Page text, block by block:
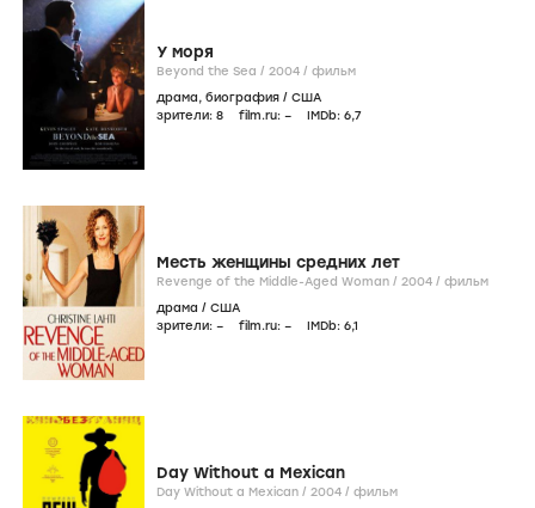
У моря
Beyond the Sea / 2004 / фильм
драма, биография / США
зрители: 8 film.ru: – IMDb: 6,7
Месть женщины средних лет
Revenge of the Middle-Aged Woman / 2004 / фильм
драма / США
зрители: – film.ru: – IMDb: 6,1
Day Without a Mexican
Day Without a Mexican / 2004 / фильм